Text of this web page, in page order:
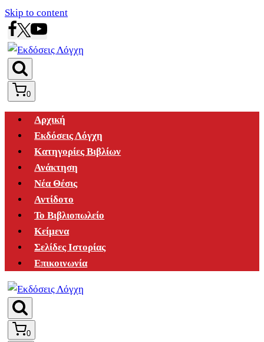
Skip to content
0
Αρχική
Εκδόσεις Λόγχη
Κατηγορίες Βιβλίων
Ανάκτηση
Νέα Θέσις
Αντίδοτο
Το Βιβλιοπωλείο
Κείμενα
Σελίδες Ιστορίας
Επικοινωνία
0